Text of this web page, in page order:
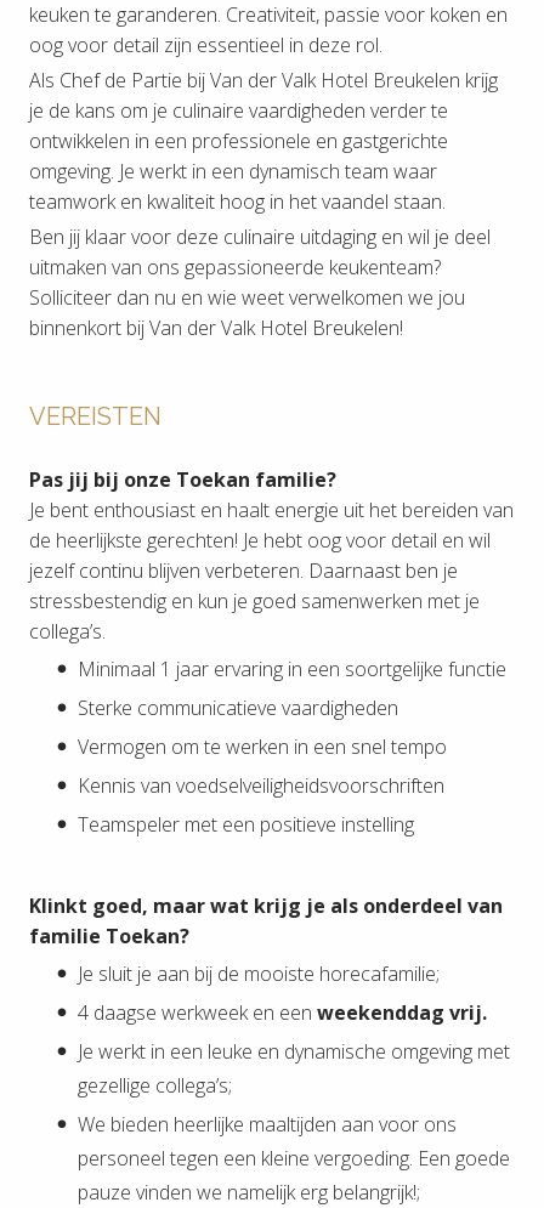
keuken te garanderen. Creativiteit, passie voor koken en
oog voor detail zijn essentieel in deze rol.
Als Chef de Partie bij Van der Valk Hotel Breukelen krijg
je de kans om je culinaire vaardigheden verder te
ontwikkelen in een professionele en gastgerichte
omgeving. Je werkt in een dynamisch team waar
teamwork en kwaliteit hoog in het vaandel staan.
Ben jij klaar voor deze culinaire uitdaging en wil je deel
uitmaken van ons gepassioneerde keukenteam?
Solliciteer dan nu en wie weet verwelkomen we jou
binnenkort bij Van der Valk Hotel Breukelen!
VEREISTEN
Pas jij bij onze Toekan familie?
Je bent enthousiast en haalt energie uit het bereiden van
de heerlijkste gerechten! Je hebt oog voor detail en wil
jezelf continu blijven verbeteren. Daarnaast ben je
stressbestendig en kun je goed samenwerken met je
collega’s.
Minimaal 1 jaar ervaring in een soortgelijke functie
Sterke communicatieve vaardigheden
Vermogen om te werken in een snel tempo
Kennis van voedselveiligheidsvoorschriften
Teamspeler met een positieve instelling
Klinkt goed, maar wat krijg je als onderdeel van
familie Toekan?
Je sluit je aan bij de mooiste horecafamilie;
4 daagse werkweek en een weekenddag vrij.
Je werkt in een leuke en dynamische omgeving met
gezellige collega’s;
We bieden heerlijke maaltijden aan voor ons
personeel tegen een kleine vergoeding. Een goede
pauze vinden we namelijk erg belangrijk!;